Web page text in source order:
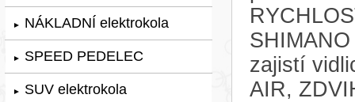
► NÁKLADNÍ elektrokola
► SPEED PEDELEC
► SUV elektrokola
zajistí
AIR,